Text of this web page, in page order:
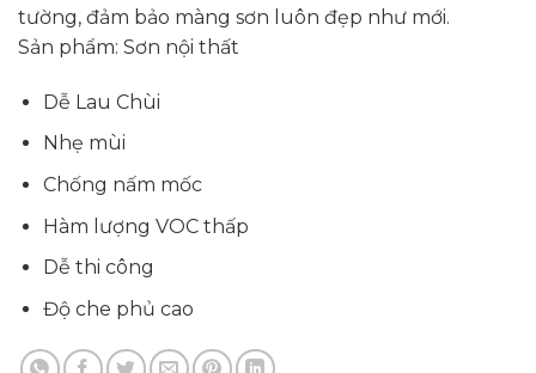
tường, đảm bảo màng sơn luôn đẹp như mới.
Sản phẩm: Sơn nội thất
Dễ Lau Chùi
Nhẹ mùi
Chống nấm mốc
Hàm lượng VOC thấp
Dễ thi công
Độ che phủ cao